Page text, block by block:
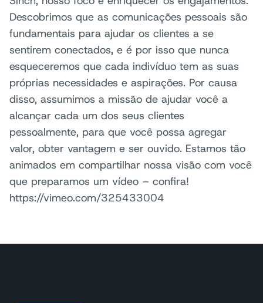
Descobrimos que as comunicações pessoais são
fundamentais para ajudar os clientes a se
sentirem conectados, e é por isso que nunca
esqueceremos que cada indivíduo tem as suas
próprias necessidades e aspirações. Por causa
disso, assumimos a missão de ajudar você a
alcançar cada um dos seus clientes
pessoalmente, para que você possa agregar
valor, obter vantagem e ser ouvido. Estamos tão
animados em compartilhar nossa visão com você
que preparamos um vídeo – confira!
https://vimeo.com/325433004